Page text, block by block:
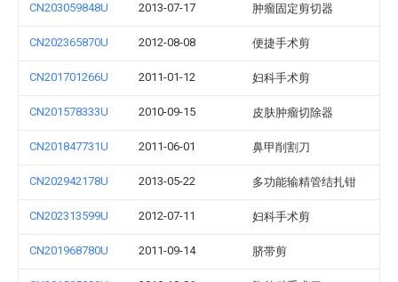
CN203059848U 2013-07-17 肿瘤固定剪切器
CN202365870U 2012-08-08 便捷手术剪
CN201701266U 2011-01-12 妇科手术剪
CN201578333U 2010-09-15 皮肤肿瘤切除器
CN201847731U 2011-06-01 鼻甲削割刀
CN202942178U 2013-05-22 多功能输精管结扎钳
CN202313599U 2012-07-11 妇科手术剪
CN201968780U 2011-09-14 脐带剪